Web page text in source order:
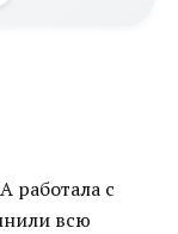
с
всю